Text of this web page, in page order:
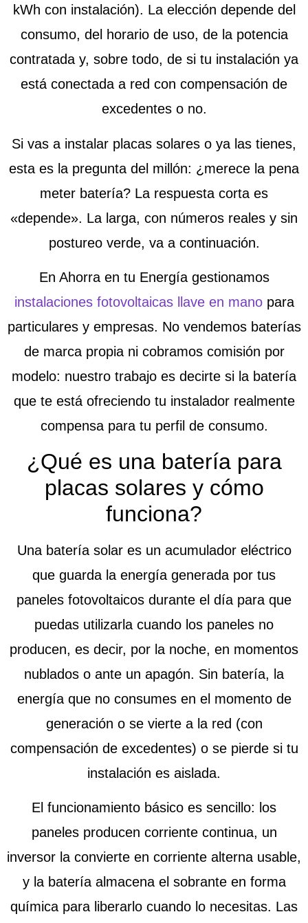
kWh con instalación). La elección depende del
consumo, del horario de uso, de la potencia
contratada y, sobre todo, de si tu instalación ya
está conectada a red con compensación de
excedentes o no.
Si vas a instalar placas solares o ya las tienes,
esta es la pregunta del millón: ¿merece la pena
meter batería? La respuesta corta es
«depende». La larga, con números reales y sin
postureo verde, va a continuación.
En Ahorra en tu Energía gestionamos
instalaciones fotovoltaicas llave en manopara
particulares y empresas. No vendemos baterías
de marca propia ni cobramos comisión por
modelo: nuestro trabajo es decirte si la batería
que te está ofreciendo tu instalador realmente
compensa para tu perfil de consumo.
¿Qué es una batería para
placas solares y cómo
funciona?
Una batería solar es un acumulador eléctrico
que guarda la energía generada por tus
paneles fotovoltaicos durante el día para que
puedas utilizarla cuando los paneles no
producen, es decir, por la noche, en momentos
nublados o ante un apagón. Sin batería, la
energía que no consumes en el momento de
generación o se vierte a la red (con
compensación de excedentes) o se pierde si tu
instalación es aislada.
El funcionamiento básico es sencillo: los
paneles producen corriente continua, un
inversor la convierte en corriente alterna usable,
y la batería almacena el sobrante en forma
química para liberarlo cuando lo necesitas. Las